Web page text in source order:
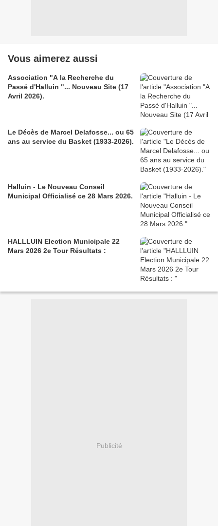
Vous aimerez aussi
Association "A la Recherche du
Passé d'Halluin "... Nouveau Site (17
Avril 2026).
Le Décès de Marcel Delafosse... ou 65
ans au service du Basket (1933-2026).
Halluin - Le Nouveau Conseil
Municipal Officialisé ce 28 Mars 2026.
HALLLUIN Election Municipale 22
Mars 2026 2e Tour Résultats :
Publicité